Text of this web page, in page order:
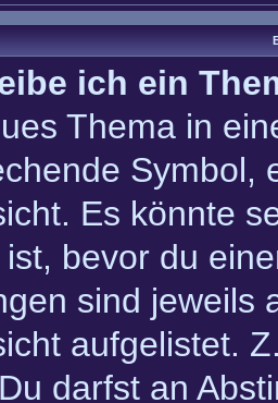
ich ein
Thema in
Symbol,
Es könnte
bevor du
sind jeweils
aufgelistet.
darfst an